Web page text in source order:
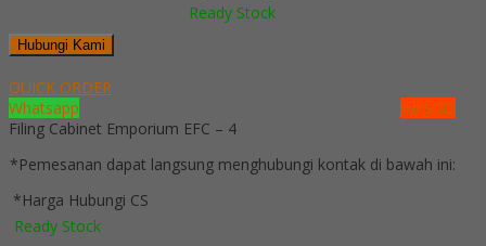
Ready Stock
Hubungi Kami
QUICK ORDER
Whatsapp
via SMS
Filing Cabinet Emporium EFC – 4
*Pemesanan dapat langsung menghubungi kontak di bawah ini:
*Harga Hubungi CS
Ready Stock